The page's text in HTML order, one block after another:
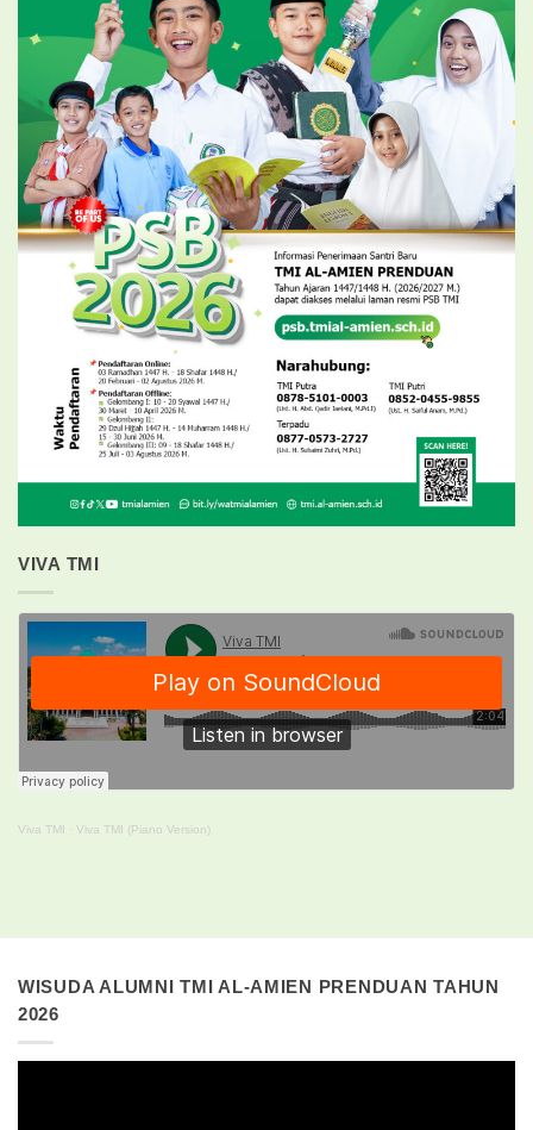
VIVA TMI
Viva TMI · Viva TMI (Piano Version)
WISUDA ALUMNI TMI AL-AMIEN PRENDUAN TAHUN
2026